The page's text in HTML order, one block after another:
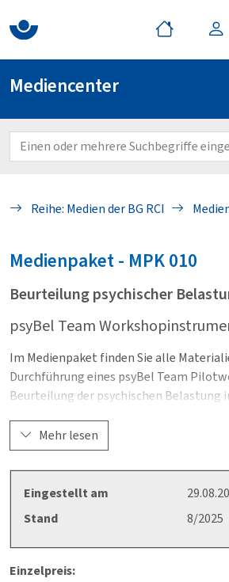
Mediencenter
Reihe: Medien der BG RCI
Medienpaket - MPK010
Beurteilung psychischer
psyBel Team
Im Medienpaket finden Sie alle
Durchführung eines psyBel Team
Beurteilung der psychischen Belastung
Merkblatt A 019-1, in dem die sieben
Gefährdungsbeurteilung mit Hilfe des
Workshopinstrumentes psyBel Team
Das Paket beinhaltet folgende weitere
Durchführung eines Workshops:
1 psyBel Team Moderationsplan
10 Exemplare zur psyBel Team
Mehr lesen
Eingestellt am
Stand
8/2025
Einzelpreis: